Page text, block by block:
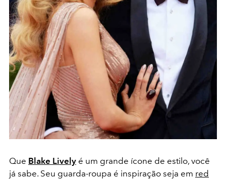
Que Blake Lively é um grande ícone de estilo, você
já sabe. Seu guarda-roupa é inspiração seja em red